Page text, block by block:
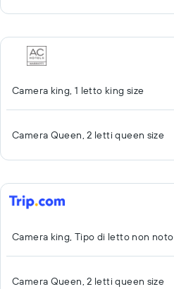
Camera king, 1 letto king size
Camera Queen, 2 letti queen size
Camera king, Tipo di letto non noto
Camera Queen, 2 letti queen size